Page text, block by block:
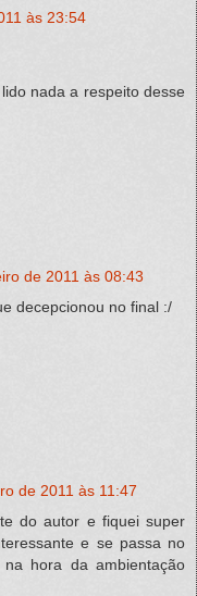
às 23:54
nada a respeito desse
de 2011 às 08:43
decepcionou no final :/
de 2011 às 11:47
do autor e fiquei super
e se passa no
hora da ambientação